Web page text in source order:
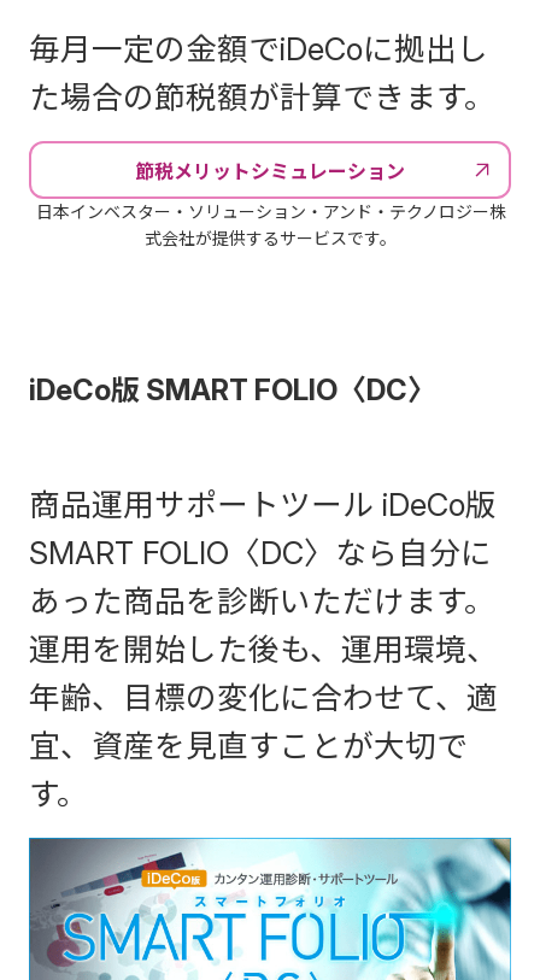
毎月一定の金額でiDeCoに拠出し
た場合の節税額が計算できます。
節税メリットシミュレーション
日本インベスター・ソリューション・アンド・テクノロジー株
式会社が提供するサービスです。
iDeCo版 SMART FOLIO〈DC〉
商品運用サポートツール iDeCo版
SMART FOLIO〈DC〉なら自分に
あった商品を診断いただけます。
運用を開始した後も、運用環境、
年齢、目標の変化に合わせて、適
宜、資産を見直すことが大切で
す。